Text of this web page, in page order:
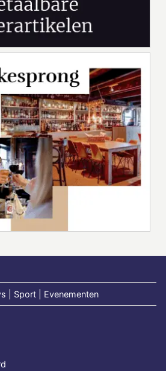
| Sport | Evenementen